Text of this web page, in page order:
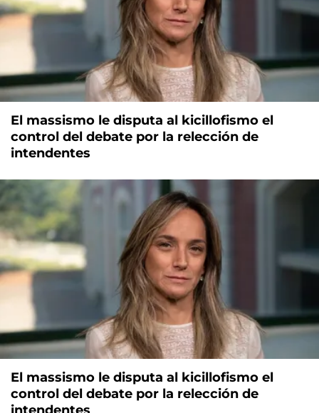
El massismo le disputa al kicillofismo el
control del debate por la relección de
intendentes
El massismo le disputa al kicillofismo el
control del debate por la relección de